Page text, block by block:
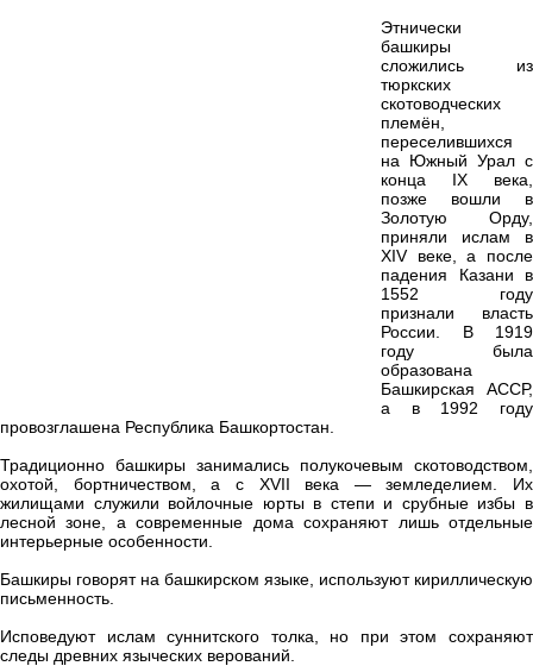
Этнически
башкиры
сложились из
тюркских
скотоводческих
племён,
переселившихся
на Южный Урал с
конца IX века,
позже вошли в
Золотую Орду,
приняли ислам в
XIV веке, а после
падения Казани в
1552 году
признали власть
России. В 1919
году была
образована
Башкирская АССР,
а в 1992 году
провозглашена Республика Башкортостан.
Традиционно башкиры занимались полукочевым скотоводством,
охотой, бортничеством, а с XVII века — земледелием. Их
жилищами служили войлочные юрты в степи и срубные избы в
лесной зоне, а современные дома сохраняют лишь отдельные
интерьерные особенности.
Башкиры говорят на башкирском языке, используют кириллическую
письменность.
Исповедуют ислам суннитского толка, но при этом сохраняют
следы древних языческих верований.